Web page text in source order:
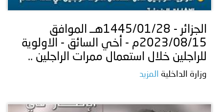
الجزائر - 1445/01/28هــ الموافق
2023/08/15م - أخي السائق - الاولوية
للراجلين خلال استعمال ممرات الراجلين ..
وزارة الداخلية المزيد